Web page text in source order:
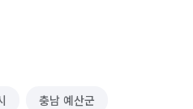
충남 예산군